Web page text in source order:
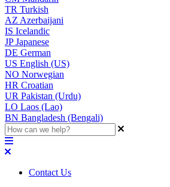
TR Turkish
AZ Azerbaijani
IS Icelandic
JPJapanese
DE German
US English (US)
NO Norwegian
HR Croatian
UR Pakistan (Urdu)
LO Laos (Lao)
BN Bangladesh (Bengali)
Contact Us